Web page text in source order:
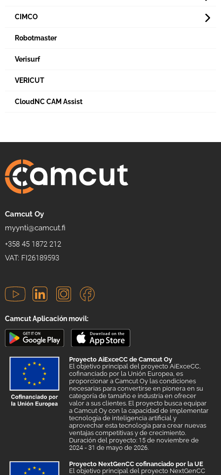
CIMCO
Robotmaster
Verisurf
VERICUT
CloudNC CAM Assist
Camcut Oy
myynti@camcut.fi
+358 45 1872 212
VAT: FI26189593
Camcut Aplicación movil:
Proyecto AiExceCC de Camcut Oy
El objetivo principal del proyecto AiExceCC,
cofinanciado por la Unión Europea, es
proporcionar a Camcut Oy las condiciones
necesarias para convertirse en pionera en su
categoría de tamaño e industria en ofrecer
valor a sus clientes. El proyecto busca equipar
a Camcut Oy con la capacidad de implementar
tecnología de inteligencia artificial y
aprovechar esta tecnología para crear nuevas
ventajas competitivas y de crecimiento.
Duración del proyecto: 15 de noviembre de
2024 - 31 de mayo de 2026.
Proyecto NextGenCC cofinanciado por la UE
El objetivo principal del proyecto NextGenCC